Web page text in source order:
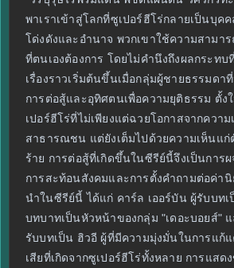
พาเราเข้าสู่โลกที่ซูเปอร์ฮีโร่กลายเป็นบุค
โด่งดังและอำนาจ พวกเขาใช้ความสามาร
ที่ตนเองต้องการ โดยไม่คำนึงถึงผลกระท
เรื่องราวเริ่มต้นขึ้นเมื่อกลุ่มผู้ชายธรรมดา
การต่อสู้และอุทิศตนเพื่อความยุติธรรม ตั้ง
เปอร์ฮีโร่ที่ไม่เพียงแต่ฉวยโอกาสจากความ
สาธารณชน แต่ยังเต็มไปด้วยความเห็นแก่
ร้าย การต่อสู้ที่เกิดขึ้นในซีรีย์นี้จึงเป็นการ
การสะท้อนสังคมและการตั้งคำถามต่อค่า
นำในซีรีย์นี้ ได้แก่ คาร์ล เออร์บัน ผู้รับบท
บทบาทเป็นหัวหน้าของกลุ่ม "เดอะบอยส์"
รับบทเป็น ฮิวอี ผู้ที่มีความมุ่งมั่นในการแก้
เสียที่เกิดจากซูเปอร์ฮีโร่ทั้งหลาย การแสด